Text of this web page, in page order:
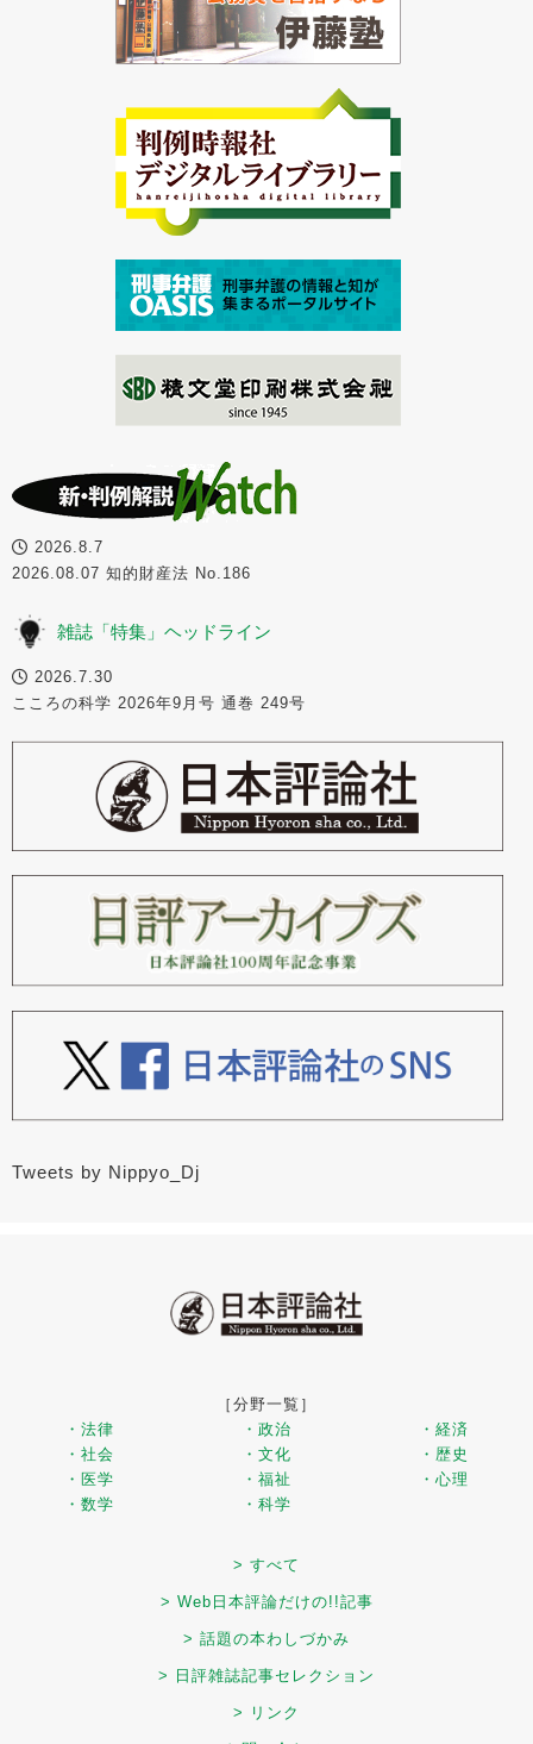
2026.8.7
2026.08.07 知的財産法 No.186
雑誌「特集」ヘッドライン
2026.7.30
こころの科学 2026年9月号 通巻 249号
Tweets by Nippyo_Dj
［分野一覧］
・法律
・政治
・経済
・社会
・文化
・歴史
・医学
・福祉
・心理
・数学
・科学
> すべて
> Web日本評論だけの!!記事
> 話題の本わしづかみ
> 日評雑誌記事セレクション
> リンク